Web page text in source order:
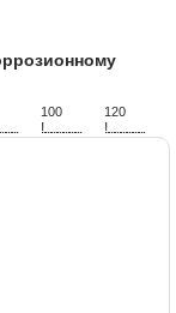
.........
100
!...................
120
!...................